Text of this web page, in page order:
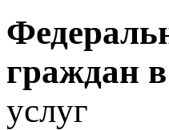
граждан
услуг